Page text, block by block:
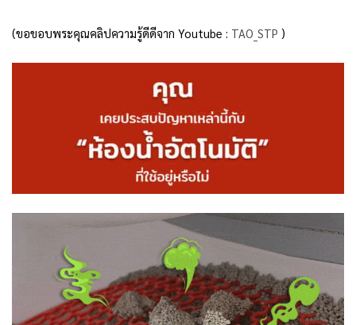
(ขอขอบพระคุณคลิปความรู้ดีดีจาก Youtube : TAO_STP )